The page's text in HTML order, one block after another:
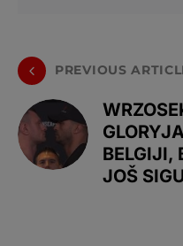
PREVIOUS
BELGIJI,
JOŠ